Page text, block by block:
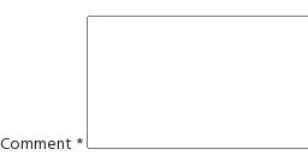
Comment *